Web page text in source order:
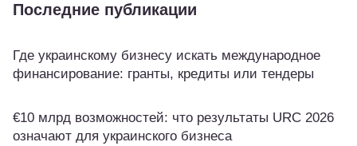
Последние публикации
Где украинскому бизнесу искать международное
финансирование: гранты, кредиты или тендеры
€10 млрд возможностей: что результаты URC 2026
означают для украинского бизнеса